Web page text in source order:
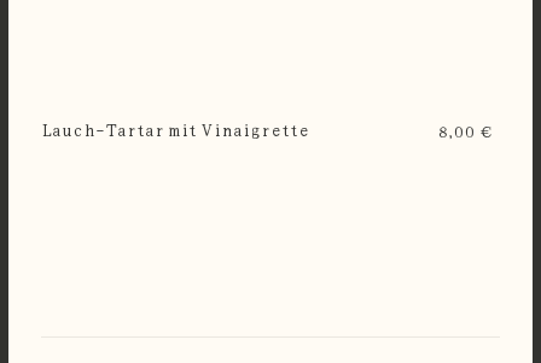
Lauch-Tartar mit Vinaigrette 8,00 €